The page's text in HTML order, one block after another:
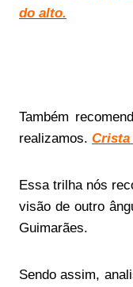
do alto.
Também
realizamos. Crista
Essa trilha nós
visão de outro
Guimarães.
Sendo assim,